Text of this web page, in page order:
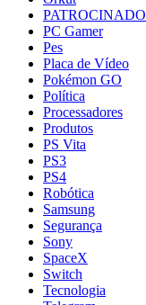
PATROCINADO
PC Gamer
Pes
Placa de Vídeo
Pokémon GO
Política
Processadores
Produtos
PS Vita
PS3
PS4
Robótica
Samsung
Segurança
Sony
SpaceX
Switch
Tecnologia